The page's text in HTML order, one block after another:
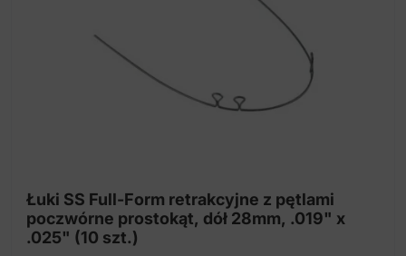
Łuki SS Full-Form retrakcyjne z pętlami
poczwórne prostokąt, dół 28mm, .019" x
.025" (10 szt.)